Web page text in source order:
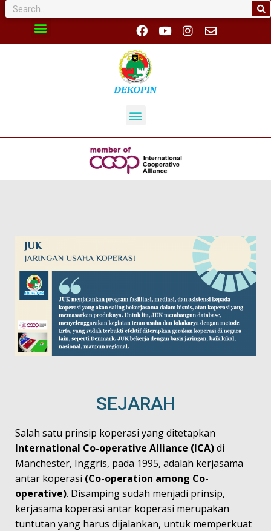
SEJARAH
Salah satu prinsip koperasi yang ditetapkan
International Co-operative Alliance (ICA)di
Manchester, Inggris, pada 1995, adalah kerjasama
antar koperasi (Co-operation among Co-
operative). Disamping sudah menjadi prinsip,
kerjasama koperasi antar koperasi merupakan
tuntutan yang harus dijalankan, untuk memperkuat